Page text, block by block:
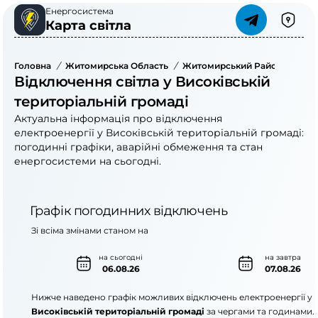
Енергосистема
Карта світла
Головна / Житомирська Область / Житомирський Район
Відключення світла у Високівській
територіальній громаді
Актуальна інформація про відключення
електроенергії у Високівській територіальній громаді:
погодинні графіки, аварійні обмеження та стан
енергосистеми на сьогодні.
Графік погодинних відключень
на сьогодні
06.08.26
на завтра
07.08.26
Зі всіма змінами станом на
Нижче наведено графік можливих відключень електроенергії у
Високівській територіальній громаді за чергами та годинами.